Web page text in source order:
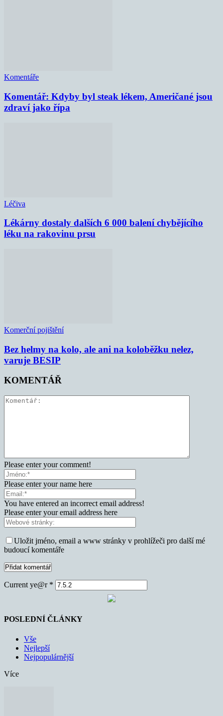
Komentáře
Komentář: Kdyby byl steak lékem, Američané jsou
zdraví jako řípa
Léčiva
Lékárny dostaly dalších 6 000 balení chybějícího
léku na rakovinu prsu
Komerční pojištění
Bez helmy na kolo, ale ani na koloběžku nelez,
varuje BESIP
KOMENTÁŘ
Please enter your comment!
Please enter your name here
You have entered an incorrect email address!
Please enter your email address here
Uložit jméno, email a www stránky v prohlížeči pro další mé
budoucí komentáře
Current ye@r *
POSLEDNÍ ČLÁNKY
Vše
Nejlepší
Nejpopulárnější
Více